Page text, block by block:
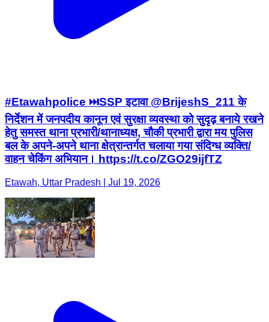
#Etawahpolice ⏭️SSP इटावा @BrijeshS_211 के
निर्देशन में जनपदीय कानून एवं सुरक्षा व्यवस्था को सुदृढ़ बनाये रखने
हेतु समस्त थाना प्रभारी/थानाध्यक्ष, चौकी प्रभारी द्वारा मय पुलिस
बल के अपने-अपने थाना क्षेत्रान्तर्गत चलाया गया संदिग्ध व्यक्ति/
वाहन चेकिंग अभियान। https://t.co/ZGO29ijfTZ
Etawah, Uttar Pradesh | Jul 19, 2026